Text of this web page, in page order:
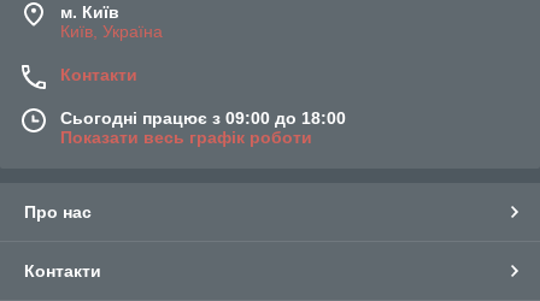
м. Київ
Київ, Україна
Контакти
Сьогодні працює з 09:00 до 18:00
Показати весь графік роботи
Про нас
Контакти